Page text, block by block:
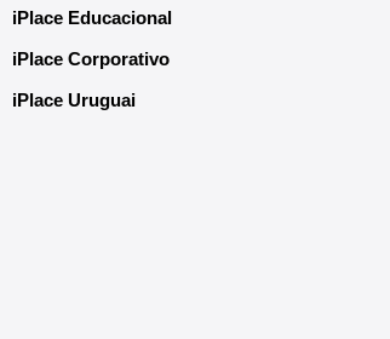
iPlace Educacional
iPlace Corporativo
iPlace Uruguai